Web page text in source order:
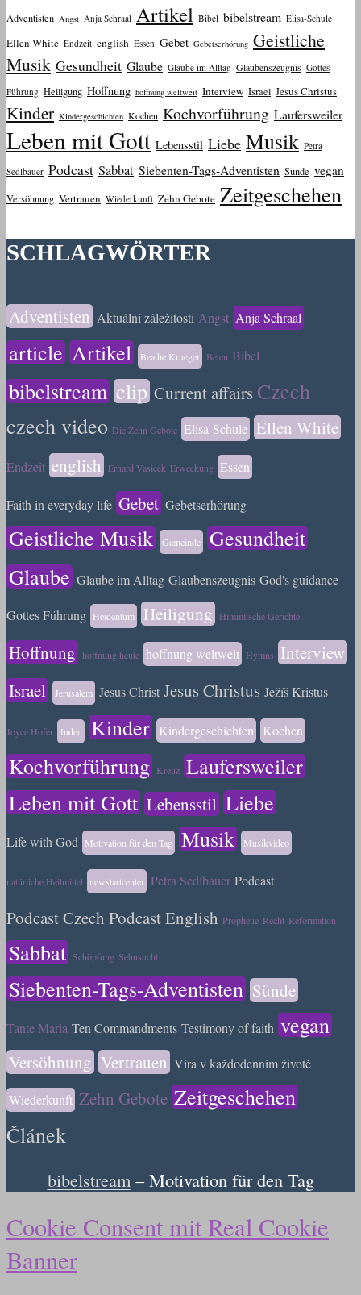
Adventisten Angst Anja Schraal Artikel Bibel bibelstream Elisa-Schule
Ellen White Endzeit english Essen Gebet Gebetserhörung Geistliche
Musik Gesundheit Glaube Glaube im Alltag Glaubenszeugnis Gottes
Führung Heiligung Hoffnung hoffnung weltweit Interview Israel Jesus Christus
Kinder Kindergeschichten Kochen Kochvorführung Laufersweiler
Leben mit Gott Lebensstil Liebe Musik Petra
Sedlbauer Podcast Sabbat Siebenten-Tags-Adventisten Sünde vegan
Versöhnung Vertrauen Wiederkunft Zehn Gebote Zeitgeschehen
SCHLAGWÖRTER
Adventisten Aktuální záležitosti Angst Anja Schraal
article Artikel Beathe Krueger Beten Bibel
bibelstream clip Current affairs Czech
czech video Die Zehn Gebote Elisa-Schule Ellen White
Endzeit english Erhard Vasicek Erweckung Essen
Faith in everyday life Gebet Gebetserhörung
Geistliche Musik Gemeinde
Gesundheit
Glaube Glaube im Alltag Glaubenszeugnis God's guidance
Gottes Führung Heidentum Heiligung Himmlische Gerichte
Hoffnung hoffnung heute hoffnung weltweit Hymns
Interview
Israel
Jerusalem Jesus Christ Jesus Christus Ježíš Kristus
Joyce Hofer Juden Kinder Kindergeschichten Kochen
Kochvorführung Kreuz Laufersweiler
Leben mit Gott Lebensstil Liebe
Life with God Motivation für den Tag Musik Musikvideo
natürliche Heilmittel newstartcenter Petra Sedlbauer Podcast
Podcast Czech Podcast English Prophetie Recht Reformation
Sabbat Schöpfung Sehnsucht
Siebenten-Tags-Adventisten Sünde
Tante Maria Ten Commandments Testimony of faith vegan
Versöhnung Vertrauen Víra v každodenním životě
Wiederkunft Zehn Gebote Zeitgeschehen
Článek
bibelstream– Motivation für den Tag
Cookie Consent mit Real Cookie
Banner